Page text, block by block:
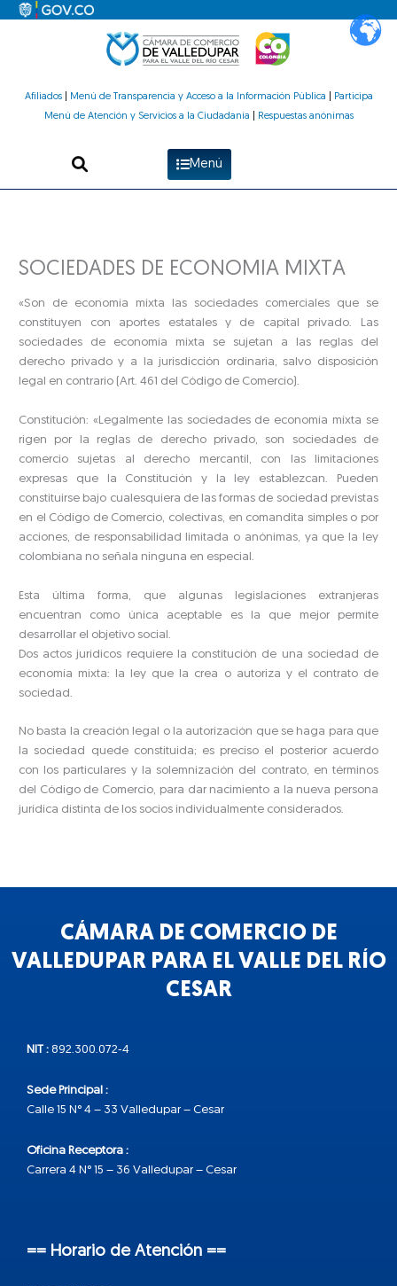
Afiliados| Menú de Transparencia y Acceso a la Información Pública
Participa
Menú de Atención y Servicios a la Ciudadanía
Respuestas anónimas
Menú
SOCIEDADES DE ECONOMIA MIXTA
«Son de economía mixta las sociedades comerciales que se
constituyen con aportes estatales y de capital privado. Las
sociedades de economía mixta se sujetan a las reglas del
derecho privado y a la jurisdicción ordinaria, salvo disposición
legal en contrario (Art. 461 del Código de Comercio).
Constitución: «Legalmente las sociedades de economía mixta se
rigen por la reglas de derecho privado, son sociedades de
comercio sujetas al derecho mercantil, con las limitaciones
expresas que la Constitución y la ley establezcan. Pueden
constituirse bajo cualesquiera de las formas de sociedad previstas
en el Código de Comercio, colectivas, en comandita simples o por
acciones, de responsabilidad limitada o anónimas, ya que la ley
colombiana no señala ninguna en especial.
Esta última forma, que algunas legislaciones extranjeras
encuentran como única aceptable es la que mejor permite
desarrollar el objetivo social.
Dos actos jurídicos requiere la constitución de una sociedad de
economía mixta: la ley que la crea o autoriza y el contrato de
sociedad.
No basta la creación legal o la autorización que se haga para que
la sociedad quede constituida; es preciso el posterior acuerdo
con los particulares y la solemnización del contrato, en términos
del Código de Comercio, para dar nacimiento a la nueva persona
jurídica distinta de los socios individualmente considerados.
CÁMARA DE COMERCIO DE
VALLEDUPAR PARA EL VALLE DEL RÍO
CESAR
NIT : 892.300.072-4
Sede Principal :
Calle 15 N° 4 – 33 Valledupar – Cesar
Oficina Receptora :
Carrera 4 N° 15 – 36 Valledupar – Cesar
== Horario de Atención ==